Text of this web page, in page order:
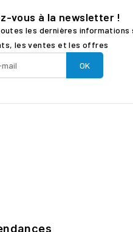
vous à la newsletter !
les dernières informations
les ventes et les offres